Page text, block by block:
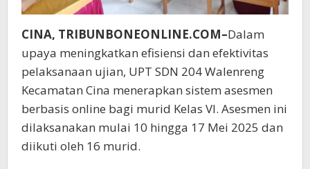
CINA, TRIBUNBONEONLINE.COM–Dalam
upaya meningkatkan efisiensi dan efektivitas
pelaksanaan ujian, UPT SDN 204 Walenreng
Kecamatan Cina menerapkan sistem asesmen
berbasis online bagi murid Kelas VI. Asesmen ini
dilaksanakan mulai 10 hingga 17 Mei 2025 dan
diikuti oleh 16 murid.